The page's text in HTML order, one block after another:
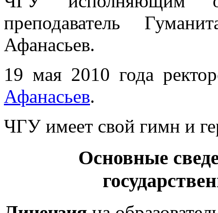
преподаватель
Афанасьев.
19 мая 2010 года
Афанасьев.
ЧГУ имеет свой гимн и
Основные